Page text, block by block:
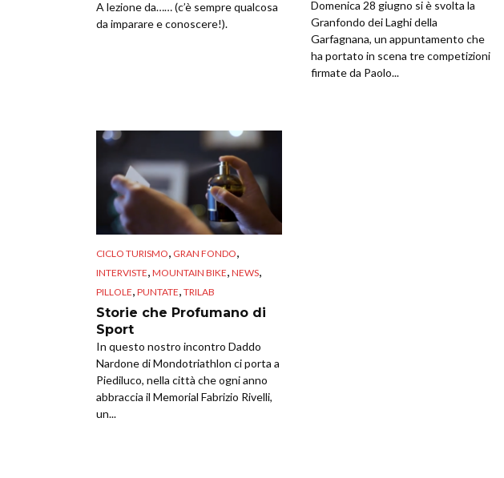
A lezione da…… (c’è sempre qualcosa
da imparare e conoscere!).
Domenica 28 giugno si è svolta la
Granfondo dei Laghi della
Garfagnana, un appuntamento che
ha portato in scena tre competizioni
firmate da Paolo...
CICLO TURISMO GRAN FONDO
INTERVISTE MOUNTAIN BIKE NEWS
PILLOLE PUNTATE TRILAB
Storie che Profumano di
Sport
In questo nostro incontro Daddo
Nardone di Mondotriathlon ci porta a
Piediluco, nella città che ogni anno
abbraccia il Memorial Fabrizio Rivelli,
un...